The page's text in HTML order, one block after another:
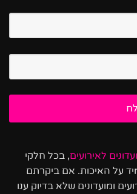
לאירועים, בכל חלקי
על האיכות. אם ביקרתם
ומועדונים שלא בדיוק ענו